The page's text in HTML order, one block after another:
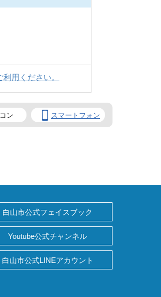
用ください。
ン スマートフォン
白山市公式フェイスブック
Youtube公式チャンネル
白山市公式LINEアカウント